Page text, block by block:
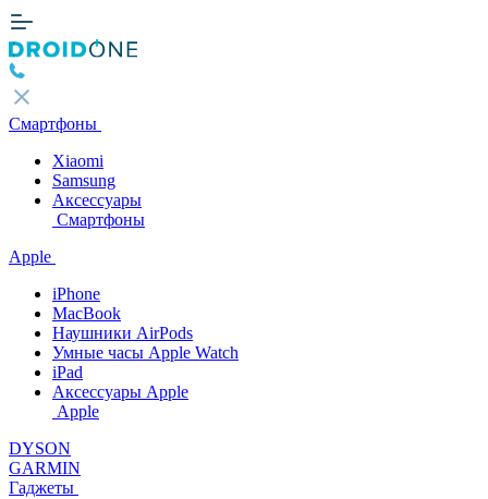
Смартфоны
Xiaomi
Samsung
Аксессуары
Смартфоны
Apple
iPhone
MacBook
Наушники AirPods
Умные часы Apple Watch
iPad
Аксессуары Apple
Apple
DYSON
GARMIN
Гаджеты